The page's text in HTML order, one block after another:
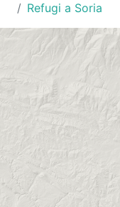
Refugi a Soria